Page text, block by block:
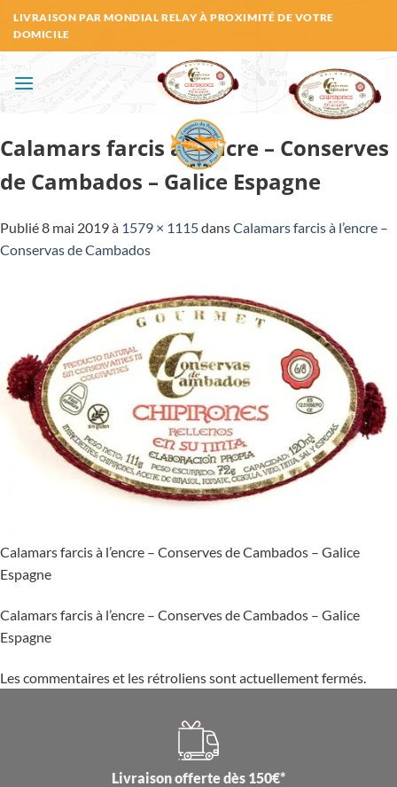
Passer
au
contenu
LIVRAISON PAR MONDIAL RELAY À PROXIMITÉ DE VOTRE
DOMICILE
Calamars farcis à l’encre – Conserves
de Cambados – Galice Espagne
Publié8 mai 2019à 1579 × 1115dansCalamars farcis à l’encre –
Conservas de Cambados
Calamars farcis à l’encre – Conserves de Cambados – Galice
Espagne
Calamars farcis à l’encre – Conserves de Cambados – Galice
Espagne
Les commentaires et les rétroliens sont actuellement fermés.
Livraison offerte dès 150€*